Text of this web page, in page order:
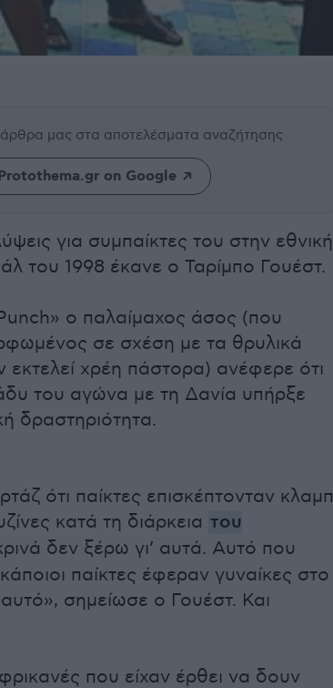
άρθρα μας στα αποτελέσματα αναζήτησης
on Google
για συμπαίκτες του στην εθνική
του 1998 έκανε ο Ταρίμπο Γουέστ.
ο παλαίμαχος άσος (που
σε σχέση με τα θρυλικά
εκτελεί χρέη πάστορα) ανέφερε ότι
του αγώνα με τη Δανία υπήρξε
δραστηριότητα.
ότι παίκτες επισκέπτονταν κλαμπ
κατά τη διάρκεια του
δεν ξέρω γι’ αυτά. Αυτό που
παίκτες έφεραν γυναίκες στο
σημείωσε ο Γουέστ. Και
που είχαν έρθει να δουν